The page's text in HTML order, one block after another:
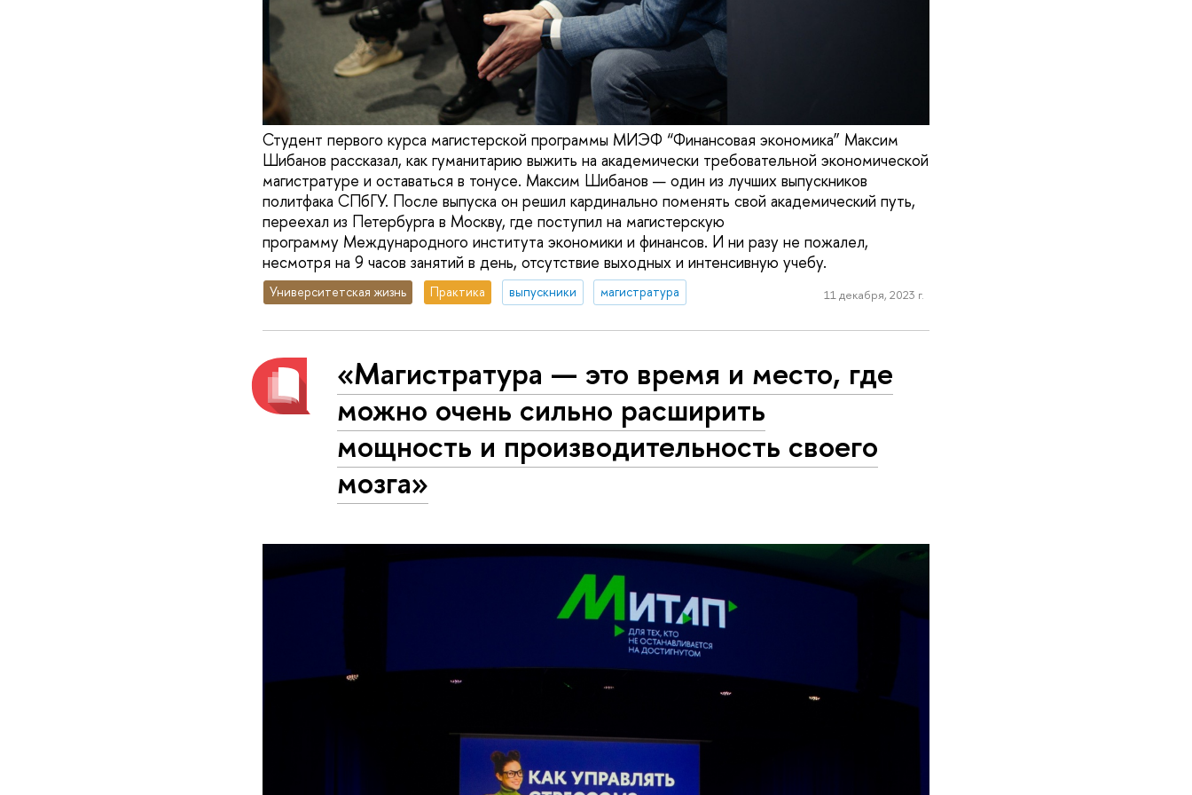
Студент первого курса магистерской программы МИЭФ “Финансовая экономика” Максим
Шибанов рассказал, как гуманитарию выжить на академически требовательной экономической
магистратуре и оставаться в тонусе. Максим Шибанов — один из лучших выпускников
политфака СПбГУ. После выпуска он решил кардинально поменять свой академический путь,
переехал из Петербурга в Москву, где поступил на магистерскую
программу Международного института экономики и финансов. И ни разу не пожалел,
несмотря на 9 часов занятий в день, отсутствие выходных и интенсивную учебу.
Университетская жизнь Практика выпускники магистратура 11 декабря, 2023 г.
«Магистратура — это время и место, где
можно очень сильно расширить
мощность и производительность своего
мозга»